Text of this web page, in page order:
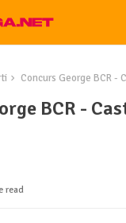
Concurs George BCR -
BCR -
read